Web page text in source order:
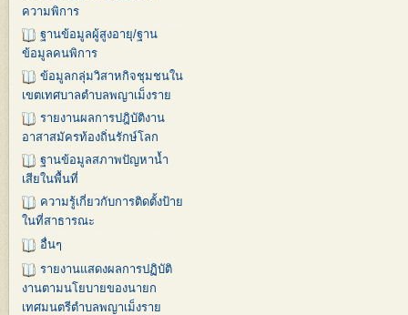
ความพิการ
ฐานข้อมูลผู้สูงอายุ/ฐาน
ข้อมูลคนพิการ
ข้อมูลกลุ่มวิสาหกิจชุมชนใน
เขตเทศบาลตำบลพญาเม็งราย
รายงานผลการปฎิบัติงาน
อาสาสมัครท้องถิ่นรักษ์โลก
ฐานข้อมูลสภาพปัญหาน้ำ
เสียในพื้นที่
ความรู้เกี่ยวกับการติดตั้งป้าย
ในที่สาธารณะ
อื่นๆ
รายงานแสดงผลการปฏิบัติ
งานตามนโยบายของนายก
เทศมนตรีตำบลพญาเม็งราย